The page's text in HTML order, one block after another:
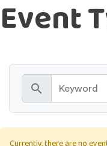
Event
search